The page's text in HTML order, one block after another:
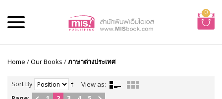
0
Home /Our Books /ภาษาต่างประเทศ
Sort By
View as: